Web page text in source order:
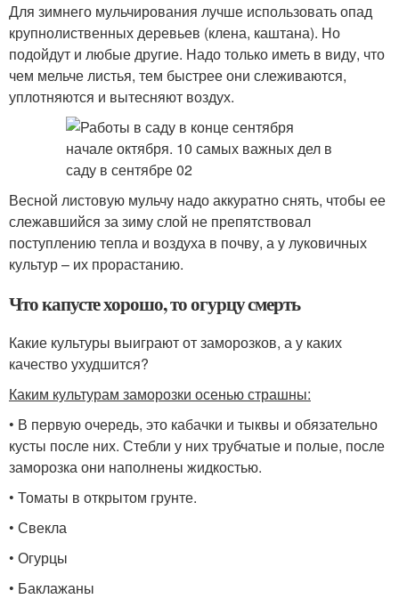
Для зимнего мульчирования лучше использовать опад
крупнолиственных деревьев (клена, каштана). Но
подойдут и любые другие. Надо только иметь в виду, что
чем мельче листья, тем быстрее они слеживаются,
уплотняются и вытесняют воздух.
Весной листовую мульчу надо аккуратно снять, чтобы ее
слежавшийся за зиму слой не препятствовал
поступлению тепла и воздуха в почву, а у луковичных
культур – их прорастанию.
Что капусте хорошо, то огурцу смерть
Какие культуры выиграют от заморозков, а у каких
качество ухудшится?
Каким культурам заморозки осенью страшны:
• В первую очередь, это кабачки и тыквы и обязательно
кусты после них. Стебли у них трубчатые и полые, после
заморозка они наполнены жидкостью.
• Томаты в открытом грунте.
• Свекла
• Огурцы
• Баклажаны